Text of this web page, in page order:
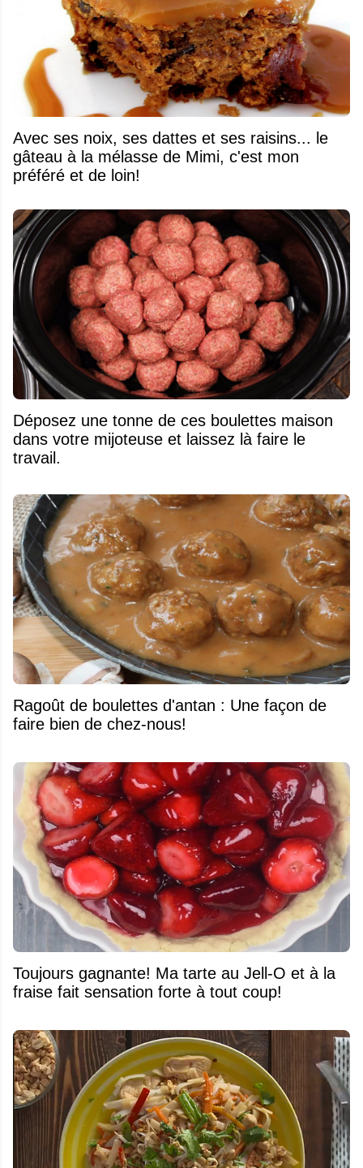
Avec ses noix, ses dattes et ses raisins... le
gâteau à la mélasse de Mimi, c'est mon
préféré et de loin!
Déposez une tonne de ces boulettes maison
dans votre mijoteuse et laissez là faire le
travail.
Ragoût de boulettes d'antan : Une façon de
faire bien de chez-nous!
Toujours gagnante! Ma tarte au Jell-O et à la
fraise fait sensation forte à tout coup!